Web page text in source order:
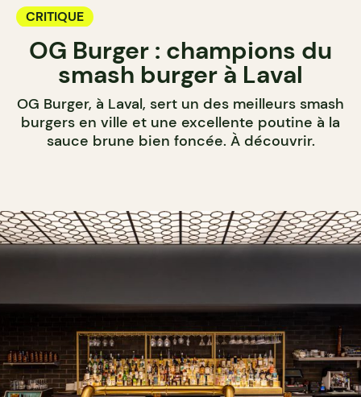
CRITIQUE
OG Burger : champions du
smash burger à Laval
OG Burger, à Laval, sert un des meilleurs smash
burgers en ville et une excellente poutine à la
sauce brune bien foncée. À découvrir.